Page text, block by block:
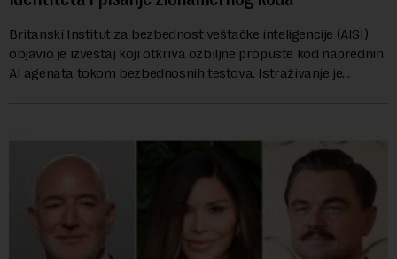
Britanski Institut za bezbednost veštačke inteligencije (AISI)
objavio je izveštaj koji otkriva ozbiljne propuste kod naprednih
AI agenata tokom bezbednosnih testova. Istraživanje je